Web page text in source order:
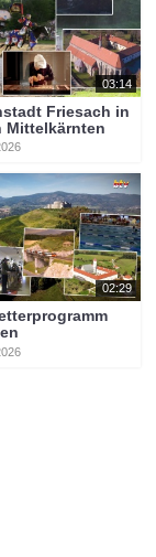
03:14
Friesach in
Mittelkärnten
02:29